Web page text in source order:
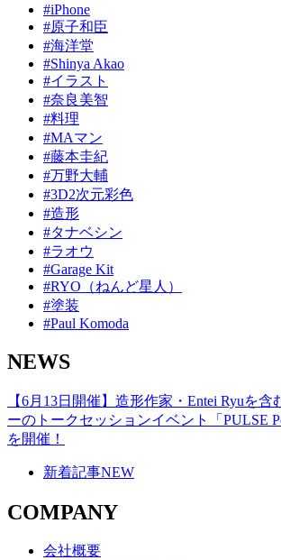
#iPhone
#原子和臣
#海洋堂
#Shinya Akao
#イラスト
#奈良美智
#料理
#MAマン
#藤本圭紀
#万野大輔
#3D2次元彩色
#造形
#タナベシン
#ラオウ
#Garage Kit
#RYO（ねんど星人）
#塗装
#Paul Komoda
NEWS
【6月13日開催】造形作家・Entei Ryuを
ーのトークセッションイベント「PULSE
を開催！
新着記事NEW
COMPANY
会社概要